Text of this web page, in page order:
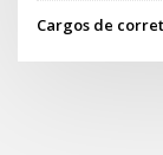
Cargos de